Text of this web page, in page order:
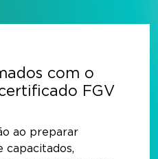
com o
FGV
ao preparar
capacitados,